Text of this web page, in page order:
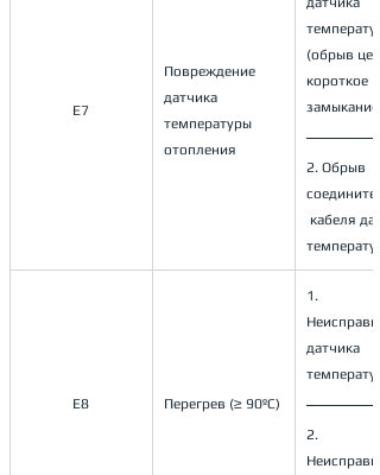
E7
Повреждение
датчика
температуры
отопления
(обрыв
короткое
2. Обрыв
кабеля
E8 Перегрев (≥ 90ºС)
1.
датчика
2.